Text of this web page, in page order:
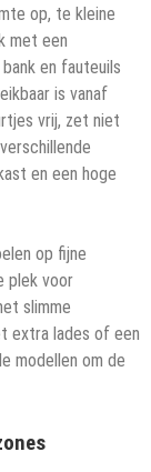
op, te kleine
met een
en fauteuils
is vanaf
vrij, zet niet
en een hoge
op fijne
plek voor
slimme
extra lades of een
modellen om de